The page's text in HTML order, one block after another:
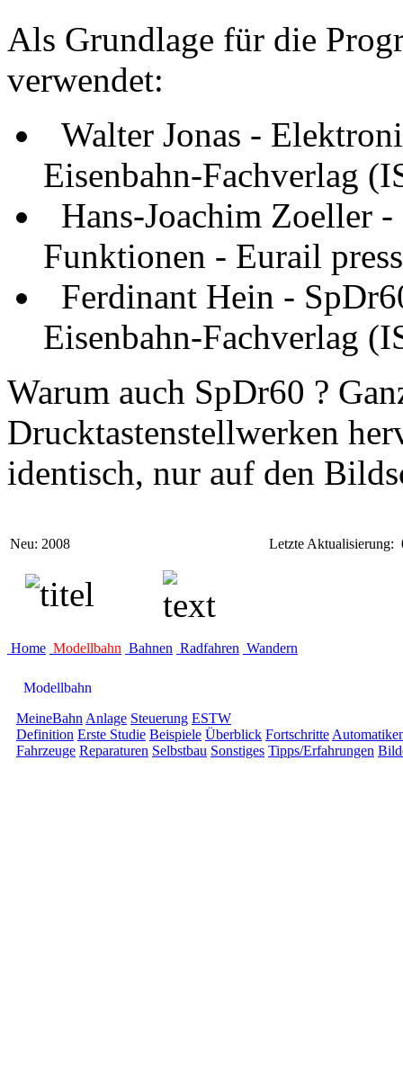
Als Grundlage für die
verwendet:
Walter Jonas -
Eisenbahn-Fachverlag
Hans-Joachim Zoeller
Funktionen - Eurail
Ferdinant Hein -
Eisenbahn-Fachverlag
Warum auch SpDr60 ?
Drucktastenstellwerken
identisch, nur auf den
Neu: 2008 Letzte Aktualisierung:
Home Modellbahn Bahnen Radfahren Wandern
Modellbahn
MeineBahn Anlage Steuerung ESTW
Definition Erste Studie Beispiele Überblick Fortschritte
Fahrzeuge Reparaturen Selbstbau Sonstiges Tipps/Erfahrungen